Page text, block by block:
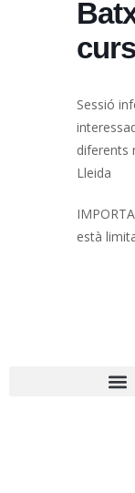
Sessió
diferents
Lleida
està